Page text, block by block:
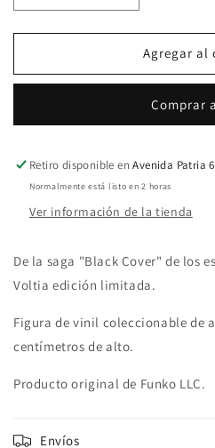
cantidad
para
Animation
1102
Voltia
AAA
Exclusive
cantidad
para
Pop!
Animation
Clover
1102
Voltia
AAA
Exclusive
Agregar al
Comprar
Retiro disponible enAvenida Patria
Normalmente está listo en 2 horas
Ver información de la tienda
De la saga "Black Cover" de los
Voltia edición limitada.
Figura de vinil coleccionable de
centímetros de alto.
Producto original de Funko LLC.
Envíos